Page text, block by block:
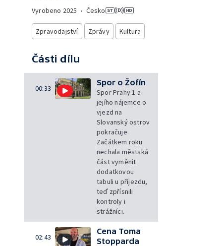
Vyrobeno 2025 • Česko
Zpravodajství Zprávy Kultura
Části dílu
00:33
Spor o Žofín
Spor Prahy 1 a
jejího nájemce o
vjezd na
Slovanský ostrov
pokračuje.
Začátkem roku
nechala městská
část vyměnit
dodatkovou
tabuli u příjezdu,
teď zpřísnili
kontroly i
strážníci.
02:43
Cena Toma
Stopparda